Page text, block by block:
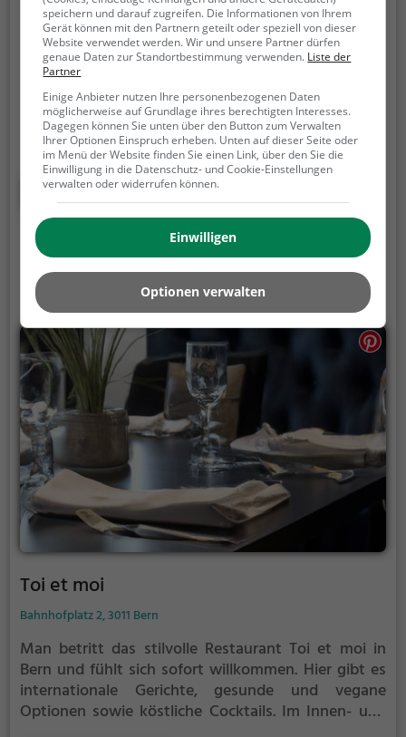
Starbucks
Waaghausgasse 18, 3011 Bern
Im Starbucks in Bern kann man in die einladende
Atmosphäre eines beliebten Kaffeehauses
eintauchen, das für seine besonderen Röstungen
und leichten Snacks bekannt ist. Hier kann man
Kaffee und Kuchen genießen, sich an einem
gesunden Frühstück erfreuen oder vegetarische
Gerichte probieren. Mit WLAN ausgestattet, ist das
Café der perfekte Ort für ein entspanntes Treffen
mit Freunden oder zum Arbeiten in angenehmer
Umgebung. Und auch der Brunch ist hier ein echtes
Highlight. Tauche ein in die Welt von Starbucks und
erlebe Genussmomente inmitten von Bern's
lebendiger Innenstadt.
Mehr erfahren
Toi et moi
Bahnhofplatz 2, 3011 Bern
Man betritt das stilvolle Restaurant Toi et moi in
Bern und fühlt sich sofort willkommen. Hier gibt es
internationale Gerichte, gesunde und vegane
Optionen sowie köstliche Cocktails. Im Innen- und
speichern und darauf zugreifen. Die Informationen von Ihrem
Gerät können mit den Partnern geteilt oder speziell von dieser
Website verwendet werden. Wir und unsere Partner dürfen
genaue Daten zur Standortbestimmung verwenden. Liste der
Partner
Einige Anbieter nutzen Ihre personenbezogenen Daten
möglicherweise auf Grundlage ihres berechtigten Interesses.
Dagegen können Sie unten über den Button zum Verwalten
Ihrer Optionen Einspruch erheben. Unten auf dieser Seite oder
im Menü der Website finden Sie einen Link, über den Sie die
Einwilligung in die Datenschutz- und Cookie-Einstellungen
verwalten oder widerrufen können.
Einwilligen
Optionen verwalten